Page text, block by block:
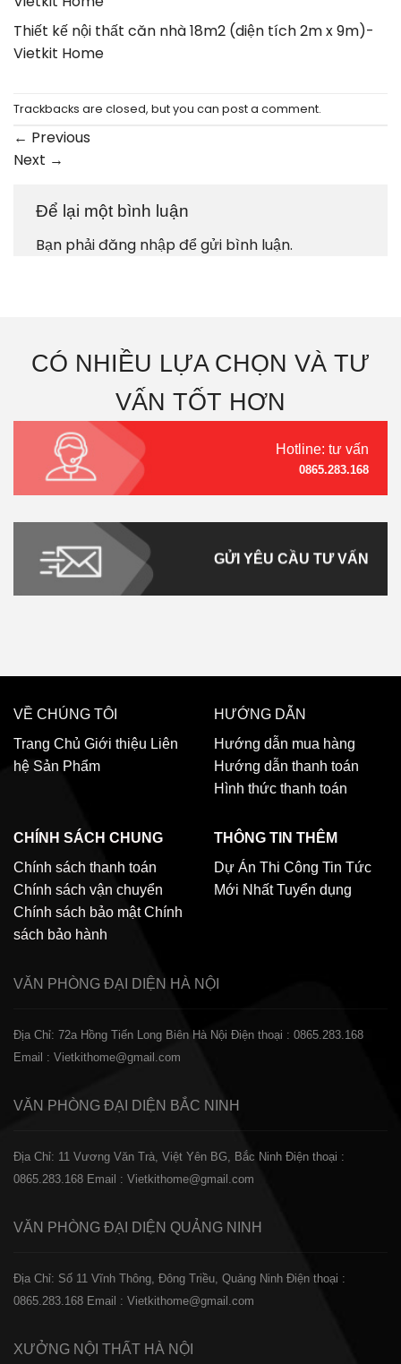
Thiết kế nội thất căn nhà 18m2 (diện tích 2m x 9m)-
Vietkit Home
Trackbacks are closed, but you can post a comment.
← Previous
Next →
Để lại một bình luận
Bạn phảiđăng nhậpđể gửi bình luận.
CÓ NHIỀU LỰA CHỌN VÀ TƯ
VẤN TỐT HƠN
Hotline: tư vấn
0865.283.168
GỬI YÊU CẦU TƯ VẤN
VỀ CHÚNG TÔI
Trang Chủ Giới thiệu Liên
hệ Sản Phẩm
HƯỚNG DẪN
Hướng dẫn mua hàng
Hướng dẫn thanh toán
Hình thức thanh toán
CHÍNH SÁCH CHUNG
Chính sách thanh toán
Chính sách vận chuyển
Chính sách bảo mật Chính
sách bảo hành
THÔNG TIN THÊM
Dự Án Thi Công Tin Tức
Mới Nhất Tuyển dụng
VĂN PHÒNG ĐẠI DIỆN HÀ NỘI
Địa Chỉ: 72a Hồng Tiến Long Biên Hà Nội Điện thoại : 0865.283.168
Email : Vietkithome@gmail.com
VĂN PHÒNG ĐẠI DIỆN BẮC NINH
Địa Chỉ: 11 Vương Văn Trà, Việt Yên BG, Bắc Ninh Điện thoại :
0865.283.168 Email : Vietkithome@gmail.com
VĂN PHÒNG ĐẠI DIỆN QUẢNG NINH
Địa Chỉ: Số 11 Vĩnh Thông, Đông Triều, Quảng Ninh Điện thoại :
0865.283.168 Email : Vietkithome@gmail.com
XƯỞNG NỘI THẤT HÀ NỘI